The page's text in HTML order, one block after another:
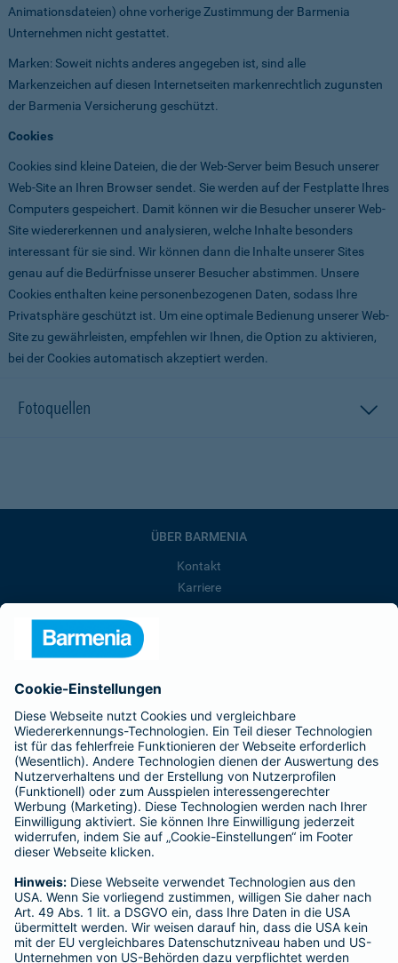
Animationsdateien) ohne vorherige Zustimmung der Barmenia
Unternehmen nicht gestattet.
Marken: Soweit nichts anderes angegeben ist, sind alle
Markenzeichen auf diesen Internetseiten markenrechtlich zugunsten
der Barmenia Versicherung geschützt.
Cookies
Cookies sind kleine Dateien, die der Web-Server beim Besuch unserer
Web-Site an Ihren Browser sendet. Sie werden auf der Festplatte Ihres
Computers gespeichert. Damit können wir die Besucher unserer Web-
Site wiedererkennen und analysieren, welche Inhalte besonders
interessant für sie sind. Wir können dann die Inhalte unserer Sites
genau auf die Bedürfnisse unserer Besucher abstimmen. Unsere
Cookies enthalten keine personenbezogenen Daten, sodass Ihre
Privatsphäre geschützt ist. Um eine optimale Bedienung unserer Web-
Site zu gewährleisten, empfehlen wir Ihnen, die Option zu aktivieren,
bei der Cookies automatisch akzeptiert werden.
Fotoquellen
ÜBER BARMENIA
Kontakt
Karriere
Barmenia ist Teil der BarmeniaGothaer
BELIEBTE SEITEN
Kranken-Zusatzversicherung
Tierversicherungen
Haftpflichtversicherung
Hausratversicherung
Adresse ändern
Schaden melden
Kilometerstandsmeldung
Serviceübersicht